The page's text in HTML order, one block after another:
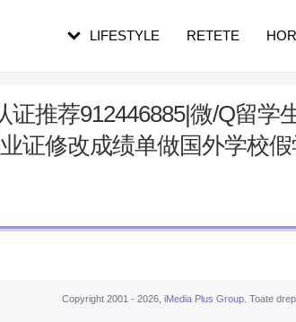
LIFESTYLE RETETE
证推荐912446885|微/Q留学
证修改成绩单做国外学校
Copyright 2001 - 2026, iMedia Plus Group. Toate